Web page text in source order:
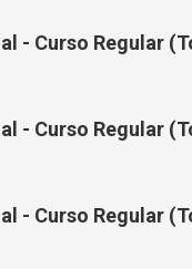
- Curso Regular
- Curso Regular
- Curso Regular